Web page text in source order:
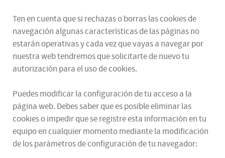
Ten en cuenta que si rechazas o borras las cookies de
navegación algunas características de las páginas no
estarán operativas y cada vez que vayas a navegar por
nuestra web tendremos que solicitarte de nuevo tu
autorización para el uso de cookies.
Puedes modificar la configuración de tu acceso a la
página web. Debes saber que es posible eliminar las
cookies o impedir que se registre esta información en tu
equipo en cualquier momento mediante la modificación
de los parámetros de configuración de tu navegador: